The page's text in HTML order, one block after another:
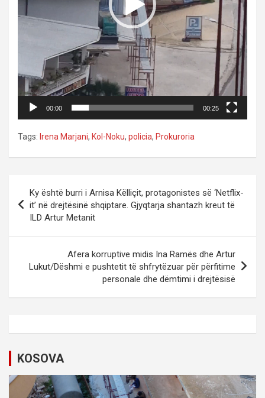
00:00 00:25
Tags: Irena Marjani, Kol-Noku, policia, Prokuroria
t
v
g
a
t
Ky është burri i Arnisa Këlliçit, protagonistes së ‘Netflix-
it’ në drejtësinë shqiptare. Gjyqtarja shantazh kreut të
ILD Artur Metanit
Afera korruptive midis Ina Ramës dhe Artur
Lukut/Dëshmi e pushtetit të shfrytëzuar për përfitime
personale dhe dëmtimi i drejtësisë
KOSOVA